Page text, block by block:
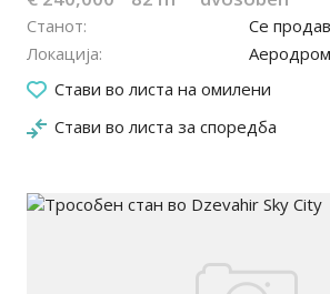
Станот
Се
Локација
Стави во листа на омилени
Стави во листа за споредба
20.06.2026